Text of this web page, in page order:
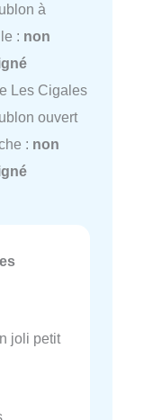
à
: non
Les Cigales
ouvert
: non
joli petit